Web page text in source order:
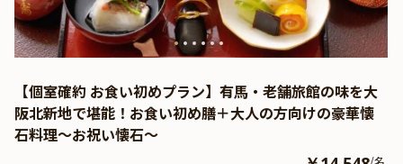
【個室確約 お食い初めプラン】有馬・老舗旅館の味を大
阪北新地で堪能！お食い初め膳＋大人の方向けの豪華懐
石料理～お祝い懐石～
/名